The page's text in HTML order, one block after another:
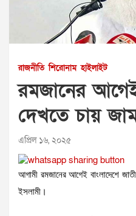
রাজনীতি শিরোনাম হাইলাইট
রমজানের আগেই
দেখতে চায়
এপ্রিল ১৬, ২০২৫
আগামী রমজানের আগেই বাংলাদেশে
ইসলামী।